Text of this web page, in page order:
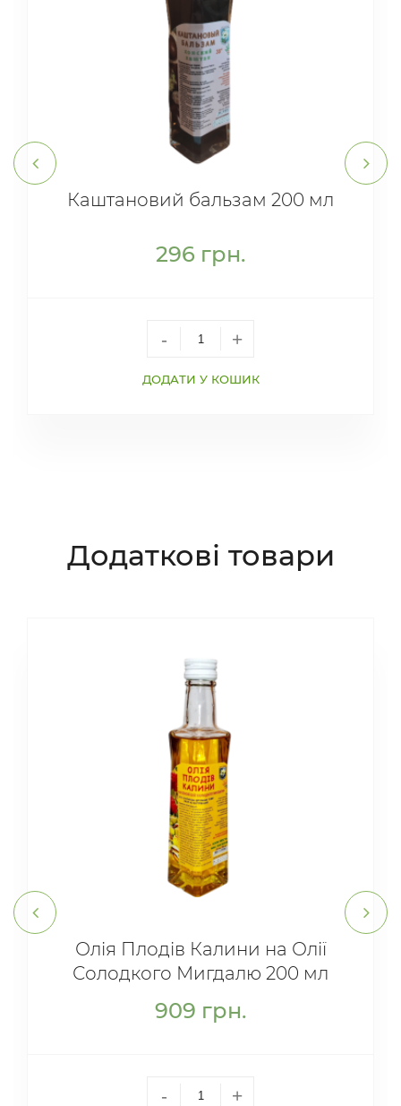
Каштановий бальзам 200 мл
296 грн.
- +
ДОДАТИ У КОШИК
Додаткові товари
Олія Плодів Калини на Олії
Солодкого Мигдалю 200 мл
909 грн.
- +